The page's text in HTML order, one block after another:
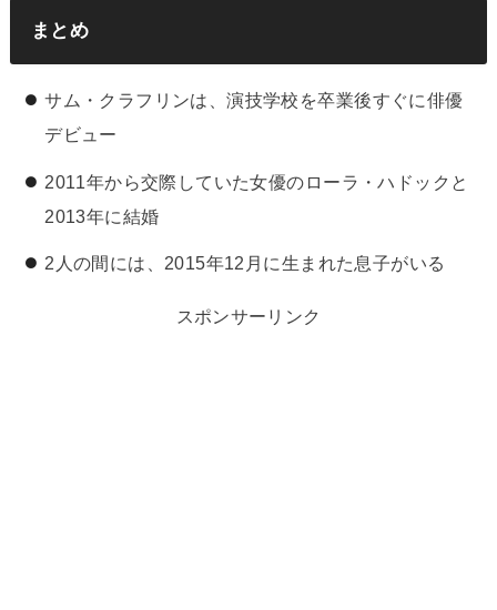
まとめ
サム・クラフリンは、演技学校を卒業後すぐに俳優
デビュー
2011年から交際していた女優のローラ・ハドックと
2013年に結婚
2人の間には、2015年12月に生まれた息子がいる
スポンサーリンク